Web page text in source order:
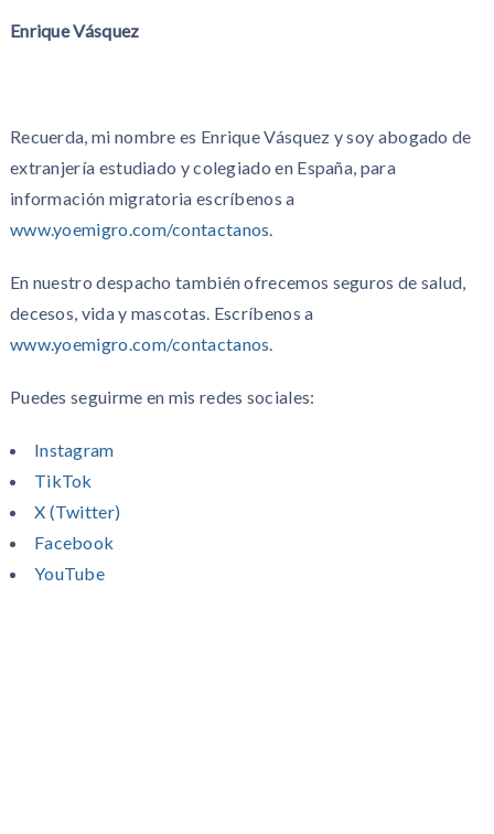
Enrique Vásquez
Recuerda, mi nombre es Enrique Vásquez y soy abogado de
extranjería estudiado y colegiado en España, para
información migratoria escríbenos a
www.yoemigro.com/contactanos.
En nuestro despacho también ofrecemos seguros de salud,
decesos, vida y mascotas. Escríbenos a
www.yoemigro.com/contactanos.
Puedes seguirme en mis redes sociales:
Instagram
TikTok
X (Twitter)
Facebook
YouTube